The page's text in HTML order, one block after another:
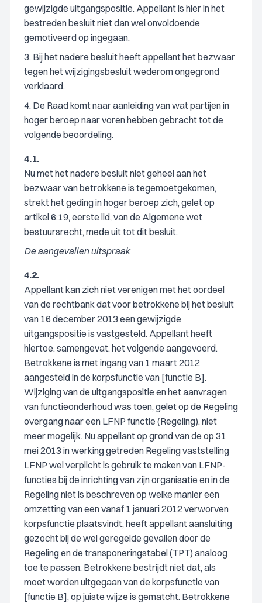
gewijzigde uitgangspositie. Appellant is hier in het
bestreden besluit niet dan wel onvoldoende
gemotiveerd op ingegaan.
3. Bij het nadere besluit heeft appellant het bezwaar
tegen het wijzigingsbesluit wederom ongegrond
verklaard.
4. De Raad komt naar aanleiding van wat partijen in
hoger beroep naar voren hebben gebracht tot de
volgende beoordeling.
4.1.
Nu met het nadere besluit niet geheel aan het
bezwaar van betrokkene is tegemoetgekomen,
strekt het geding in hoger beroep zich, gelet op
artikel 6:19, eerste lid, van de Algemene wet
bestuursrecht, mede uit tot dit besluit.
De aangevallen uitspraak
4.2.
Appellant kan zich niet verenigen met het oordeel
van de rechtbank dat voor betrokkene bij het besluit
van 16 december 2013 een gewijzigde
uitgangspositie is vastgesteld. Appellant heeft
hiertoe, samengevat, het volgende aangevoerd.
Betrokkene is met ingang van 1 maart 2012
aangesteld in de korpsfunctie van [functie B].
Wijziging van de uitgangspositie en het aanvragen
van functieonderhoud was toen, gelet op de Regeling
overgang naar een LFNP functie (Regeling), niet
meer mogelijk. Nu appellant op grond van de op 31
mei 2013 in werking getreden Regeling vaststelling
LFNP wel verplicht is gebruik te maken van LFNP-
functies bij de inrichting van zijn organisatie en in de
Regeling niet is beschreven op welke manier een
omzetting van een vanaf 1 januari 2012 verworven
korpsfunctie plaatsvindt, heeft appellant aansluiting
gezocht bij de wel geregelde gevallen door de
Regeling en de transponeringstabel (TPT) analoog
toe te passen. Betrokkene bestrijdt niet dat, als
moet worden uitgegaan van de korpsfunctie van
[functie B], op juiste wijze is gematcht. Betrokkene